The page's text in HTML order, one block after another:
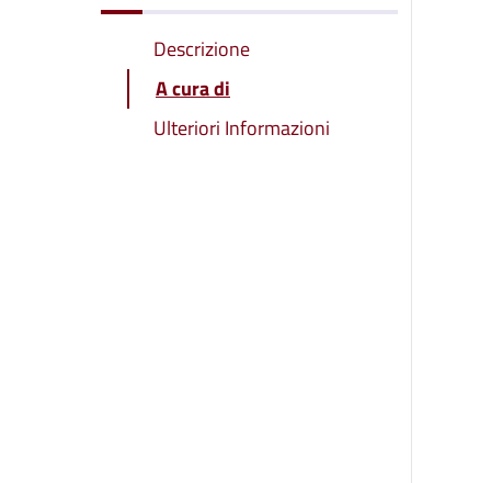
Descrizione
A cura di
Ulteriori Informazioni